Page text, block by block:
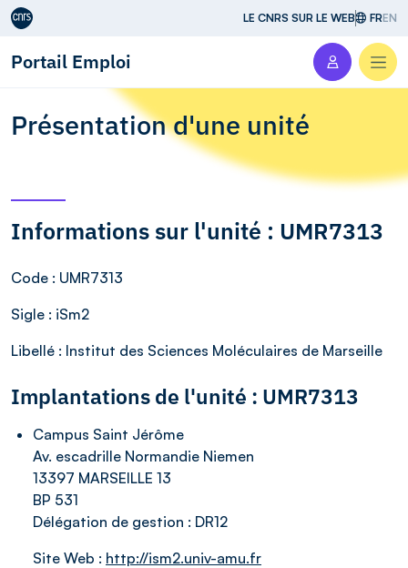
Aller au contenu LE CNRS SUR LE WEB FREN
Portail Emploi
Présentation d'une unité
Informations sur l'unité : UMR7313
Code : UMR7313
Sigle : iSm2
Libellé : Institut des Sciences Moléculaires de Marseille
Implantations de l'unité : UMR7313
Campus Saint Jérôme
Av. escadrille Normandie Niemen
13397 MARSEILLE 13
BP 531
Délégation de gestion : DR12
Site Web : http://ism2.univ-amu.fr